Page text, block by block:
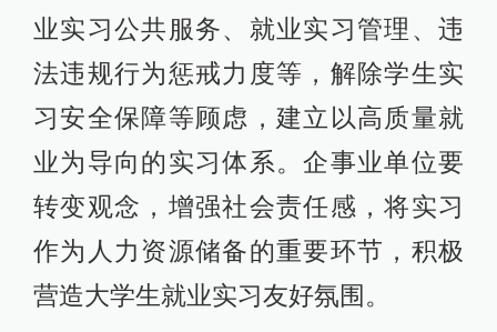
业实习公共服务、就业实习管理、违
法违规行为惩戒力度等，解除学生实
习安全保障等顾虑，建立以高质量就
业为导向的实习体系。企事业单位要
转变观念，增强社会责任感，将实习
作为人力资源储备的重要环节，积极
营造大学生就业实习友好氛围。